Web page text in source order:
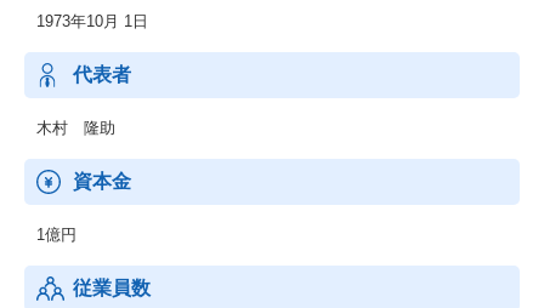
1973年10月 1日
代表者
木村 隆助
資本金
1億円
従業員数